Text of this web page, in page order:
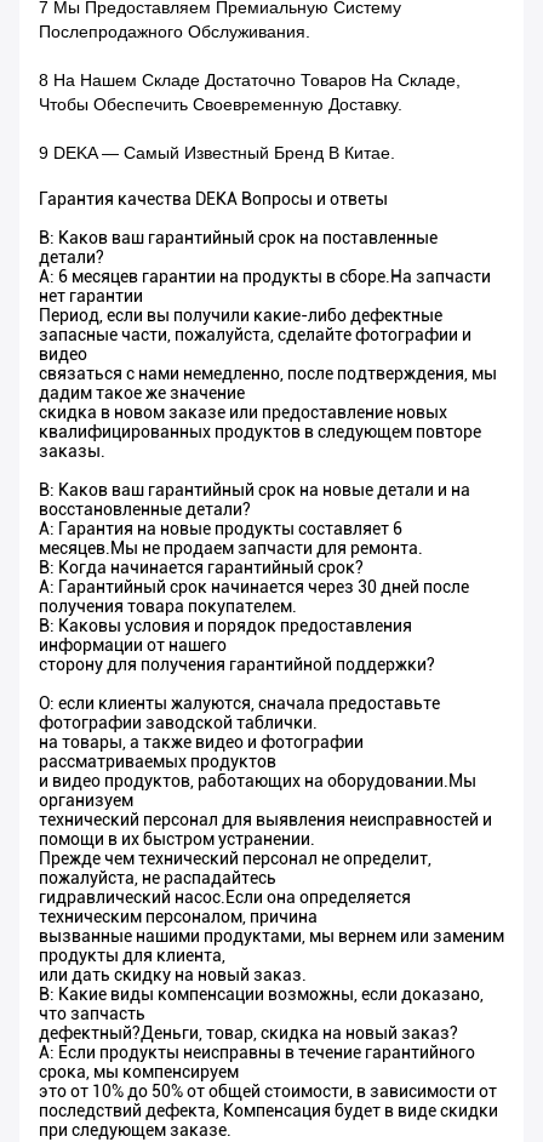
7 Мы Предоставляем Премиальную Систему
Послепродажного Обслуживания.
8 На Нашем Складе Достаточно Товаров На Складе,
Чтобы Обеспечить Своевременную Доставку.
9 DEKA — Самый Известный Бренд В Китае.
Гарантия качества DEKA Вопросы и ответы
В: Каков ваш гарантийный срок на поставленные
детали?
A: 6 месяцев гарантии на продукты в сборе.На запчасти
нет гарантии
Период, если вы получили какие-либо дефектные
запасные части, пожалуйста, сделайте фотографии и
видео
связаться с нами немедленно, после подтверждения, мы
дадим такое же значение
скидка в новом заказе или предоставление новых
квалифицированных продуктов в следующем повторе
заказы.
В: Каков ваш гарантийный срок на новые детали и на
восстановленные детали?
A: Гарантия на новые продукты составляет 6
месяцев.Мы не продаем запчасти для ремонта.
В: Когда начинается гарантийный срок?
A: Гарантийный срок начинается через 30 дней после
получения товара покупателем.
В: Каковы условия и порядок предоставления
информации от нашего
сторону для получения гарантийной поддержки?
О: если клиенты жалуются, сначала предоставьте
фотографии заводской таблички.
на товары, а также видео и фотографии
рассматриваемых продуктов
и видео продуктов, работающих на оборудовании.Мы
организуем
технический персонал для выявления неисправностей и
помощи в их быстром устранении.
Прежде чем технический персонал не определит,
пожалуйста, не распадайтесь
гидравлический насос.Если она определяется
техническим персоналом, причина
вызванные нашими продуктами, мы вернем или заменим
продукты для клиента,
или дать скидку на новый заказ.
В: Какие виды компенсации возможны, если доказано,
что запчасть
дефектный?Деньги, товар, скидка на новый заказ?
A: Если продукты неисправны в течение гарантийного
срока, мы компенсируем
это от 10% до 50% от общей стоимости, в зависимости от
последствий дефекта, Компенсация будет в виде скидки
при следующем заказе.